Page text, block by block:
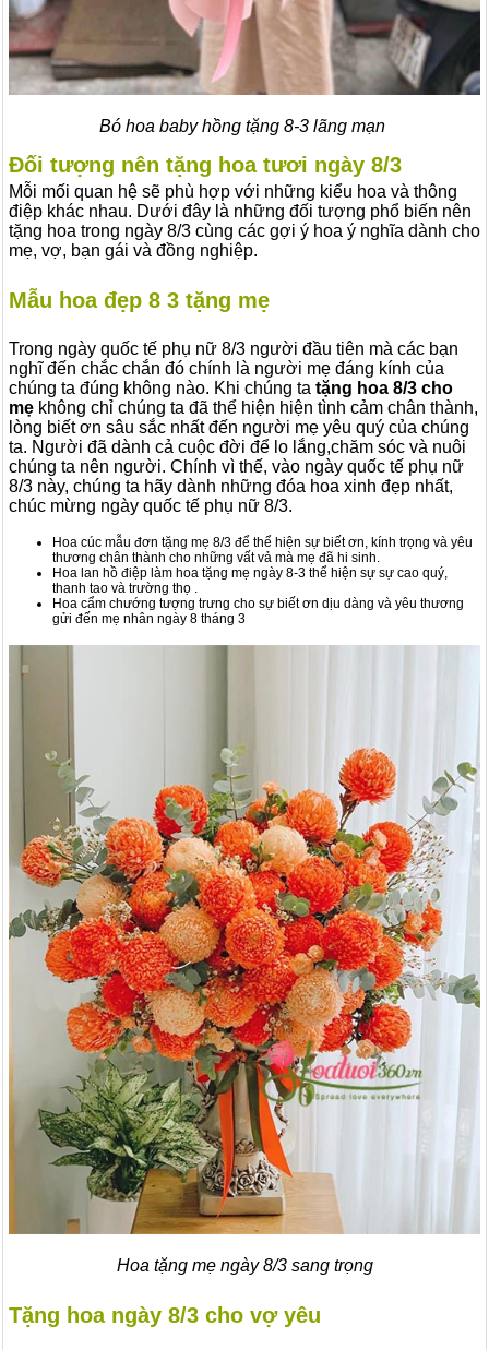
Bó hoa baby hồng tặng 8-3 lãng mạn
Đối tượng nên tặng hoa tươi ngày 8/3
Mỗi mối quan hệ sẽ phù hợp với những kiểu hoa và thông
điệp khác nhau. Dưới đây là những đối tượng phổ biến nên
tặng hoa trong ngày 8/3 cùng các gợi ý hoa ý nghĩa dành cho
mẹ, vợ, bạn gái và đồng nghiệp.
Mẫu hoa đẹp 8 3 tặng mẹ
Trong ngày quốc tế phụ nữ 8/3 người đầu tiên mà các bạn
nghĩ đến chắc chắn đó chính là người mẹ đáng kính của
chúng ta đúng không nào. Khi chúng ta tặng hoa 8/3 cho
mẹ không chỉ chúng ta đã thể hiện hiện tình cảm chân thành,
lòng biết ơn sâu sắc nhất đến người mẹ yêu quý của chúng
ta. Người đã dành cả cuộc đời để lo lắng,chăm sóc và nuôi
chúng ta nên người. Chính vì thế, vào ngày quốc tế phụ nữ
8/3 này, chúng ta hãy dành những đóa hoa xinh đẹp nhất,
chúc mừng ngày quốc tế phụ nữ 8/3.
Hoa cúc mẫu đơn tặng mẹ 8/3 để thể hiện sự biết ơn, kính trọng và yêu
thương chân thành cho những vất vả mà mẹ đã hi sinh.
Hoa lan hồ điệp làm hoa tặng mẹ ngày 8-3 thể hiện sự sự cao quý,
thanh tao và trường thọ .
Hoa cẩm chướng tượng trưng cho sự biết ơn dịu dàng và yêu thương
gửi đến mẹ nhân ngày 8 tháng 3
Hoa tặng mẹ ngày 8/3 sang trọng
Tặng hoa ngày 8/3 cho vợ yêu